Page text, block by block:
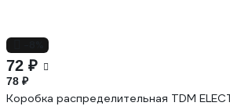
72 ₽
78 ₽
Коробка распределительная TDM